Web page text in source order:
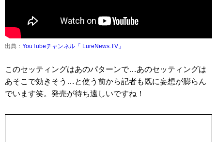
出典： YouTubeチャンネル「 LureNews.TV」
このセッティングはあのパターンで…あのセッティングは
あそこで効きそう…と使う前から記者も既に妄想が膨らん
でいます笑。発売が待ち遠しいですね！